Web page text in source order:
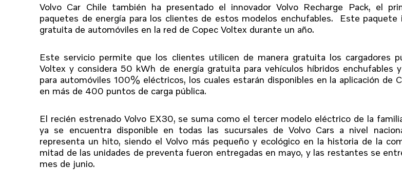
Volvo Car Chile también ha presentado el innovador Volvo Recharge Pack, el
paquetes de energía para los clientes de estos modelos enchufables. Este paquete
gratuita de automóviles en la red de Copec Voltex durante un año.
Este servicio permite que los clientes utilicen de manera gratuita los cargadores
Voltex y considera 50 kWh de energía gratuita para vehículos híbridos enchufables
para automóviles 100% eléctricos, los cuales estarán disponibles en la aplicación de
en más de 400 puntos de carga pública.
El recién estrenado Volvo EX30, se suma como el tercer modelo eléctrico de la
ya se encuentra disponible en todas las sucursales de Volvo Cars a nivel
representa un hito, siendo el Volvo más pequeño y ecológico en la historia de la
mitad de las unidades de preventa fueron entregadas en mayo, y las restantes se
mes de junio.